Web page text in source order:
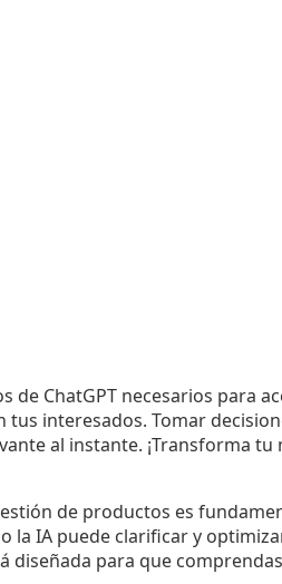
ChatGPT necesarios para
interesados. Tomar
al instante. ¡Transforma
de productos es
la IA puede clarificar y
diseñada para que